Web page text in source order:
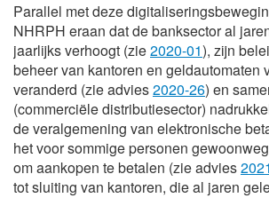
Parallel met deze
NHRPH eraan dat de banksector al
jaarlijks verhoogt (zie2020-01), zijn
beheer van kantoren en geldautomaten
veranderd (zie advies2020-26) en
(commerciële distributiesector)
de veralgemening van elektronische
het voor sommige personen
om aankopen te betalen (zie advies
tot sluiting van kantoren, die al jaren